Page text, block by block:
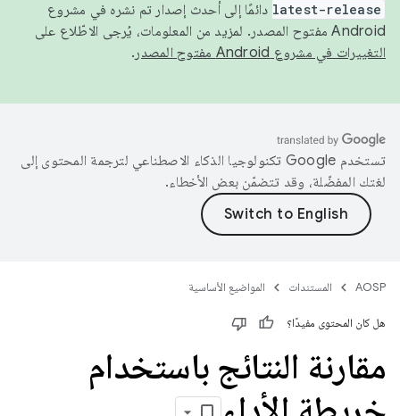
latest-release دائمًا إلى أحدث إصدار تم نشره في مشروع
Android مفتوح المصدر. لمزيد من المعلومات، يُرجى الاطّلاع على
التغييرات في مشروع Android مفتوح المصدر
.
تستخدم Google تكنولوجيا الذكاء الاصطناعي لترجمة المحتوى إلى
لغتك المفضّلة، وقد تتضمّن بعض الأخطاء.
AOSP المستندات المواضيع الأساسية
هل كان المحتوى مفيدًا؟
مقارنة النتائج باستخدام